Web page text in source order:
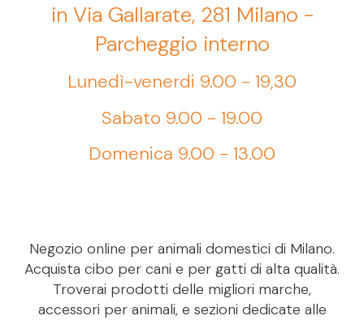
in Via Gallarate, 281 Milano -
Parcheggio interno
Lunedì-venerdi 9.00 - 19,30
Sabato 9.00 - 19.00
Domenica 9.00 - 13.00
Negozio online per animali domestici di Milano.
Acquista cibo per cani e per gatti di alta qualità.
Troverai prodotti delle migliori marche,
accessori per animali, e sezioni dedicate alle